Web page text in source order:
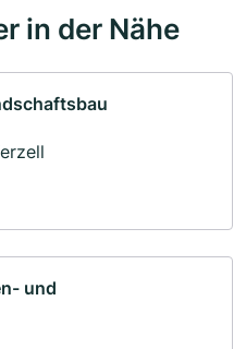
in der Nähe
und